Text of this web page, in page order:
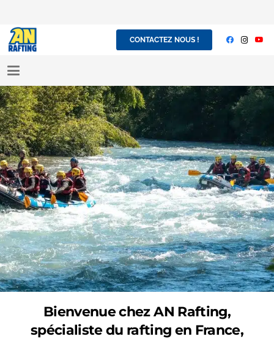
CONTACTEZ NOUS !
Bienvenue chez AN Rafting,
spécialiste du rafting en France,